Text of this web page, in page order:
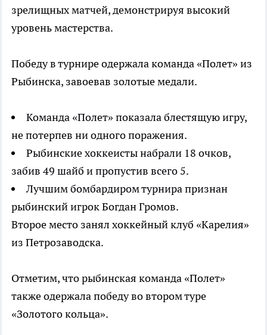
зрелищных матчей, демонстрируя высокий
уровень мастерства.
Победу в турнире одержала команда «Полет» из
Рыбинска, завоевав золотые медали.
Команда «Полет» показала блестящую игру,
не потерпев ни одного поражения.
Рыбинские хоккеисты набрали 18 очков,
забив 49 шайб и пропустив всего 5.
Лучшим бомбардиром турнира признан
рыбинский игрок Богдан Громов.
Второе место занял хоккейный клуб «Карелия»
из Петрозаводска.
Отметим, что рыбинская команда «Полет»
также одержала победу во втором туре
«Золотого кольца».